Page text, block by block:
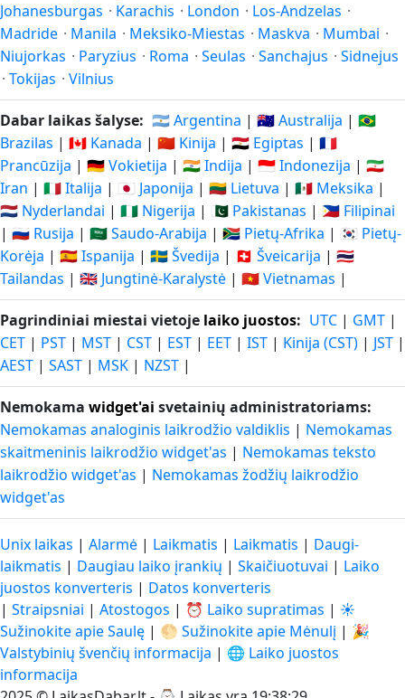
Johanesburgas · Karachis · London · Los-Andzelas ·
Madride · Manila · Meksiko-Miestas · Maskva · Mumbai ·
Niujorkas · Paryzius · Roma · Seulas · Sanchajus · Sidnejus
· Tokijas · Vilnius
Dabar laikas šalyse: 🇦🇷 Argentina | 🇦🇺 Australija | 🇧🇷
Brazilas | 🇨🇦 Kanada | 🇨🇳 Kinija | 🇪🇬 Egiptas | 🇫🇷
Prancūzija | 🇩🇪 Vokietija | 🇮🇳 Indija | 🇮🇩 Indonezija | 🇮🇷
Iran | 🇮🇹 Italija | 🇯🇵 Japonija | 🇱🇹 Lietuva | 🇲🇽 Meksika |
🇳🇱 Nyderlandai | 🇳🇬 Nigerija | 🇵🇰 Pakistanas | 🇵🇭 Filipinai
| 🇷🇺 Rusija | 🇸🇦 Saudo-Arabija | 🇿🇦 Pietų-Afrika | 🇰🇷 Pietų-
Korėja | 🇪🇸 Ispanija | 🇸🇪 Švedija | 🇨🇭 Šveicarija | 🇹🇭
Tailandas | 🇬🇧 Jungtinė-Karalystė | 🇻🇳 Vietnamas |
Pagrindiniai miestai vietoje laiko juostos: UTC | GMT |
CET | PST | MST | CST | EST | EET | IST | Kinija (CST) | JST |
AEST | SAST | MSK | NZST |
Nemokama widget'ai svetainių administratoriams:
Nemokamas analoginis laikrodžio valdiklis | Nemokamas
skaitmeninis laikrodžio widget'as | Nemokamas teksto
laikrodžio widget'as | Nemokamas žodžių laikrodžio
widget'as
Unix laikas | Alarmė | Laikmatis | Laikmatis | Daugi-
laikmatis | Daugiau laiko įrankių | Skaičiuotuvai | Laiko
juostos konverteris | Datos konverteris
| Straipsniai | Atostogos | ⏰ Laiko supratimas | ☀️
Sužinokite apie Saulę | 🌕 Sužinokite apie Mėnulį | 🎉
Valstybinių švenčių informacija | 🌐 Laiko juostos
informacija